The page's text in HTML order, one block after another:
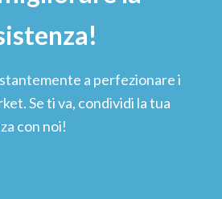
a perfezionare i
Se ti va, condividi la tua
con noi!